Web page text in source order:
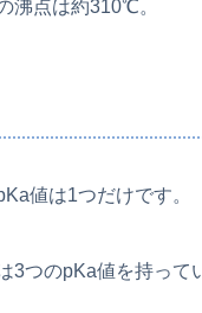
沸点は約310℃。
値は1つだけです。
3つのpKa値を持って